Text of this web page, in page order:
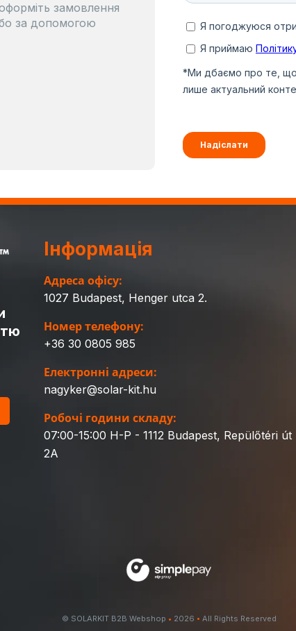
замовлення
за допомогою
Інформація
Адреса офісу:
1027 Budapest, Henger utca 2.
Номер телефону:
+36 30 0805 985
Електронні адреси:
nagyker@solar-kit.hu
Робочі години складу:
07:00-15:00 H-P - 1112 Budapest, Repülőtéri út
2A
© SOLARKIT B2B Webshop • 2026 • All Rights Reserved